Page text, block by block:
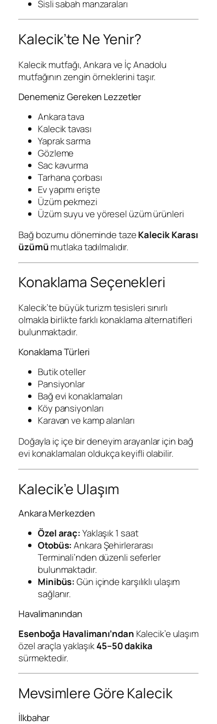
Sisli sabah manzaraları
Kalecik’te Ne Yenir?
Kalecik mutfağı, Ankara ve İç Anadolu
mutfağının zengin örneklerini taşır.
Denemeniz Gereken Lezzetler
Ankara tava
Kalecik tavası
Yaprak sarma
Gözleme
Sac kavurma
Tarhana çorbası
Ev yapımı erişte
Üzüm pekmezi
Üzüm suyu ve yöresel üzüm ürünleri
Bağ bozumu döneminde tazeKalecik Karası
üzümümutlaka tadılmalıdır.
Konaklama Seçenekleri
Kalecik’te büyük turizm tesisleri sınırlı
olmakla birlikte farklı konaklama alternatifleri
bulunmaktadır.
Konaklama Türleri
Butik oteller
Pansiyonlar
Bağ evi konaklamaları
Köy pansiyonları
Karavan ve kamp alanları
Doğayla iç içe bir deneyim arayanlar için bağ
evi konaklamaları oldukça keyifli olabilir.
Kalecik’e Ulaşım
Ankara Merkezden
Özel araç:Yaklaşık 1 saat
Otobüs:Ankara Şehirlerarası
Terminali’nden düzenli seferler
bulunmaktadır.
Minibüs:Gün içinde karşılıklı ulaşım
sağlanır.
Havalimanından
Esenboğa Havalimanı’ndan Kalecik’e ulaşım
özel araçla yaklaşık45–50 dakika
sürmektedir.
Mevsimlere Göre Kalecik
İlkbahar